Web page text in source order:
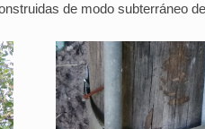
de modo subterráneo